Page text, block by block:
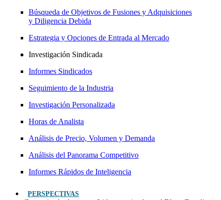
Búsqueda de Objetivos de Fusiones y Adquisiciones
y Diligencia Debida
Estrategia y Opciones de Entrada al Mercado
Investigación Sindicada
Informes Sindicados
Seguimiento de la Industria
Investigación Personalizada
Horas de Analista
Análisis de Precio, Volumen y Demanda
Análisis del Panorama Competitivo
Informes Rápidos de Inteligencia
PERSPECTIVAS